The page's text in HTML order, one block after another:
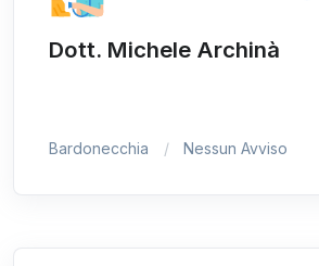
Dott. Michele Archinà
Bardonecchia Nessun Avviso